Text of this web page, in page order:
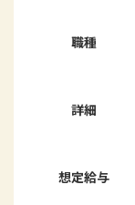
職種
詳細
想定給与